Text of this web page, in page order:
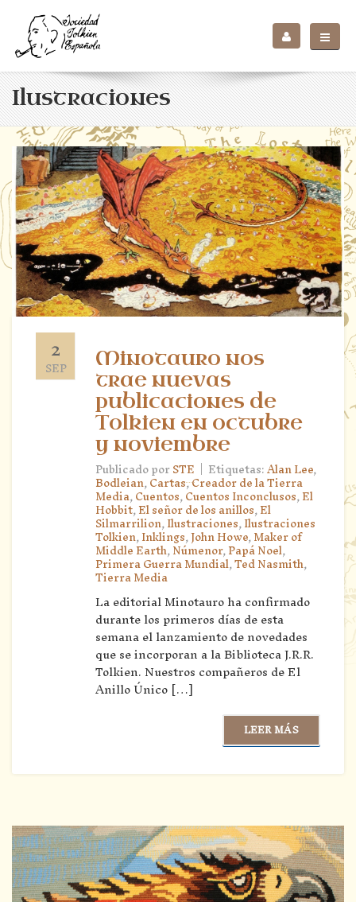
Ilustraciones
2
SEP
Minotauro nos
trae nuevas
publicaciones de
Tolkien en octubre
y noviembre
Publicado porSTE | Etiquetas:Alan Lee,
Bodleian,Cartas,Creador de la Tierra
Media,Cuentos,Cuentos Inconclusos,El
Hobbit,El señor de los anillos,El
Silmarrilion,Ilustraciones,Ilustraciones
Tolkien,Inklings,John Howe,Maker of
Middle Earth,Númenor,Papá Noel,
Primera Guerra Mundial,Ted Nasmith,
Tierra Media
La editorial Minotauro ha confirmado
durante los primeros días de esta
semana el lanzamiento de novedades
que se incorporan a la Biblioteca J.R.R.
Tolkien. Nuestros compañeros de El
Anillo Único […]
LEER MÁS